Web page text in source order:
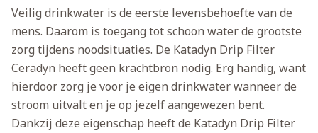
Veilig drinkwater is de eerste levensbehoefte van de
mens. Daarom is toegang tot schoon water de grootste
zorg tijdens noodsituaties. De Katadyn Drip Filter
Ceradyn heeft geen krachtbron nodig. Erg handig, want
hierdoor zorg je voor je eigen drinkwater wanneer de
stroom uitvalt en je op jezelf aangewezen bent.
Dankzij deze eigenschap heeft de Katadyn Drip Filter